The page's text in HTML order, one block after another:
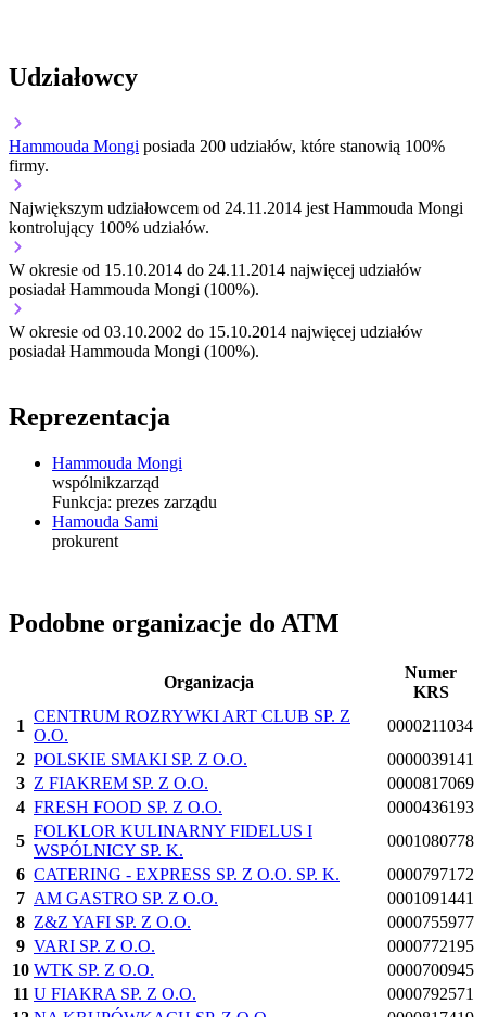
Udziałowcy
Hammouda Mongi posiada 200 udziałów, które stanowią 100%
firmy.
Największym udziałowcem od 24.11.2014 jest Hammouda Mongi
kontrolujący 100% udziałów.
W okresie od 15.10.2014 do 24.11.2014 najwięcej udziałów
posiadał Hammouda Mongi (100%).
W okresie od 03.10.2002 do 15.10.2014 najwięcej udziałów
posiadał Hammouda Mongi (100%).
Reprezentacja
Hammouda Mongi
wspólnikzarząd
Funkcja: prezes zarządu
Hamouda Sami
prokurent
Podobne organizacje do ATM
Organizacja
Numer
KRS
1
CENTRUM ROZRYWKI ART CLUB SP. Z
O.O.
0000211034
2 POLSKIE SMAKI SP. Z O.O.
0000039141
3 Z FIAKREM SP. Z O.O.
0000817069
4 FRESH FOOD SP. Z O.O.
0000436193
5
FOLKLOR KULINARNY FIDELUS I
WSPÓLNICY SP. K.
0001080778
6 CATERING - EXPRESS SP. Z O.O. SP. K.
0000797172
7 AM GASTRO SP. Z O.O.
0001091441
8 Z&Z YAFI SP. Z O.O.
0000755977
9 VARI SP. Z O.O.
0000772195
10 WTK SP. Z O.O.
0000700945
11 U FIAKRA SP. Z O.O.
0000792571